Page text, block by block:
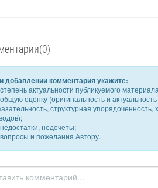
добавлении комментария укажите:
степень актуальности публикуемого
общую оценку (оригинальность и
структурная
недостатки, недочеты;
вопросы и пожелания Автору.